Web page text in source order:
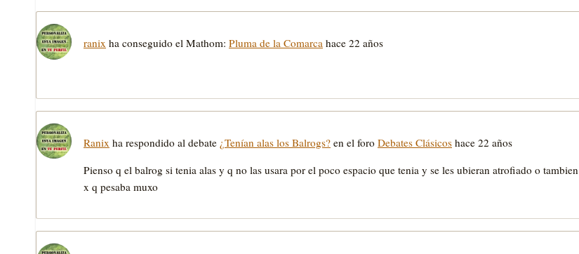
ranix ha conseguido el Mathom: Pluma de la Comarca hace 22 años
Ranix ha respondido al debate ¿Tenían alas los Balrogs? en el foro Debates Clásicos hace 22 años
Pienso q el balrog si tenia alas y q no las usara por el poco espacio que tenia y se les ubieran atrofiado o tambien
x q pesaba muxo